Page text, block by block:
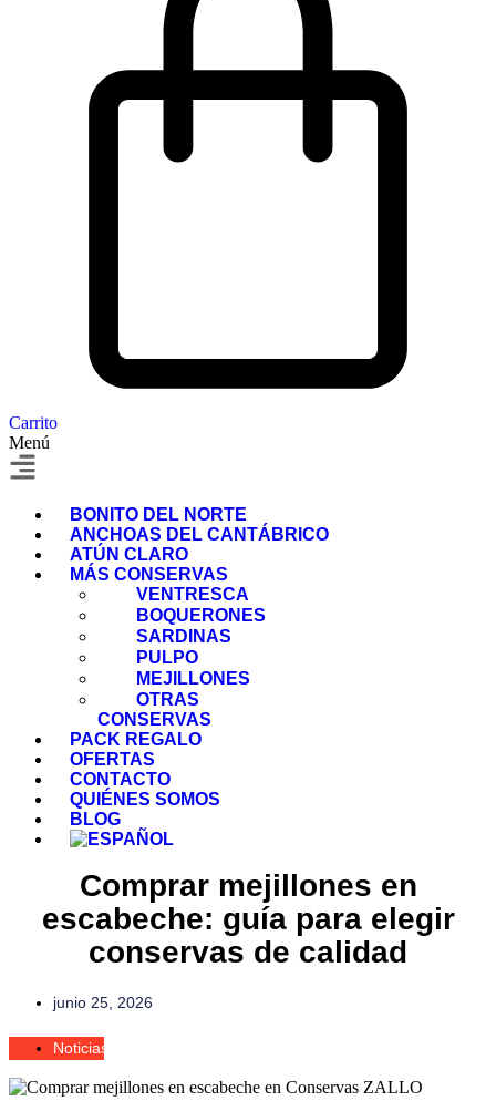
Carrito
Menú
BONITO DEL NORTE
ANCHOAS DEL CANTÁBRICO
ATÚN CLARO
MÁS CONSERVAS
VENTRESCA
BOQUERONES
SARDINAS
PULPO
MEJILLONES
OTRAS
CONSERVAS
PACK REGALO
OFERTAS
CONTACTO
QUIÉNES SOMOS
BLOG
Comprar mejillones en
escabeche: guía para elegir
conservas de calidad
junio 25, 2026
Noticias